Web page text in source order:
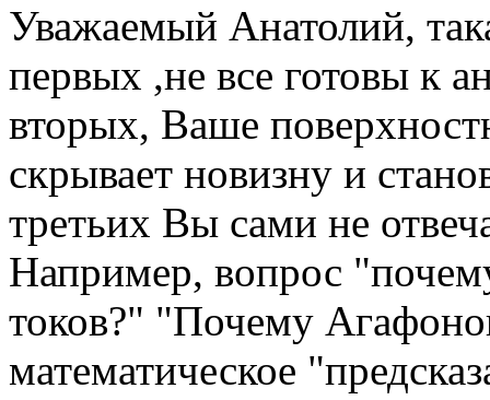
Уважаемый Анатолий,
первых ,не все готовы к
вторых, Ваше
скрывает новизну и
третьих Вы сами не
Например, вопрос
токов?" "Почему
математическое